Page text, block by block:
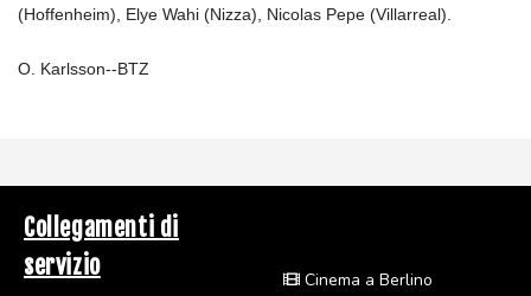
(Hoffenheim), Elye Wahi (Nizza), Nicolas Pepe (Villarreal).
O. Karlsson--BTZ
Collegamenti di
servizio
Cinema a Berlino